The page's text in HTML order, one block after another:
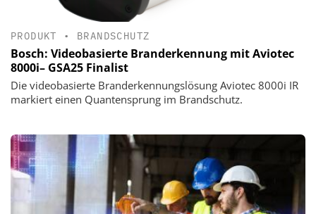
PRODUKT • BRANDSCHUTZ
Bosch: Videobasierte Branderkennung mit Aviotec
8000i– GSA25 Finalist
Die videobasierte Branderkennungslösung Aviotec 8000i IR
markiert einen Quantensprung im Brandschutz.